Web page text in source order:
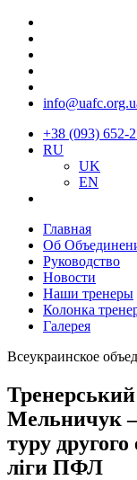
+38 (093) 652-
RU
UK
EN
Главная
Об
Руководство
Новости
Наши тренеры
Колонка
Галерея
Всеукраинское
Мельничук
туру
ліги ПФЛ